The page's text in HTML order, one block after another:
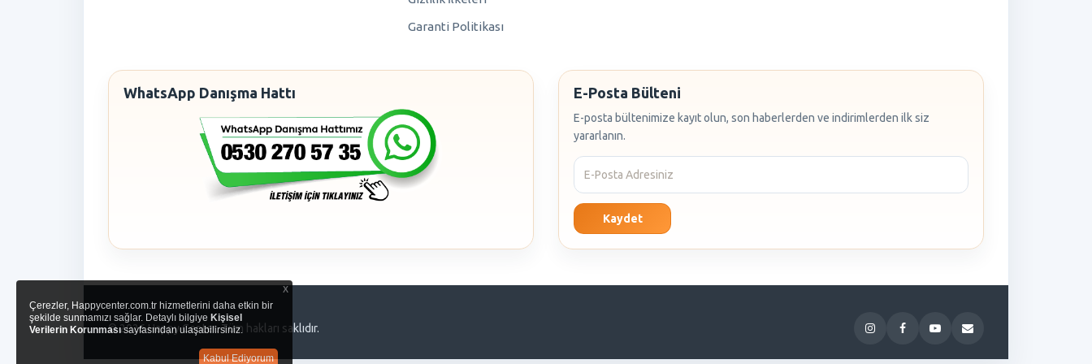
Garanti Politikası
WhatsApp Danışma Hattı E-Posta Bülteni
E-posta bültenimize kayıt olun, son haberlerden ve indirimlerden ilk siz
yararlanın.
Kaydet
© 2026 Happy Center. Tüm hakları saklıdır.
x
Çerezler, Happycenter.com.tr hizmetlerini daha etkin bir
şekilde sunmamızı sağlar. Detaylı bilgiye Kişisel
Verilerin Korunmasısayfasından ulaşabilirsiniz.
Kabul Ediyorum